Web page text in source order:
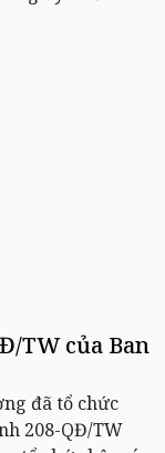
TW của Ban
đã tổ chức
208-QĐ/TW